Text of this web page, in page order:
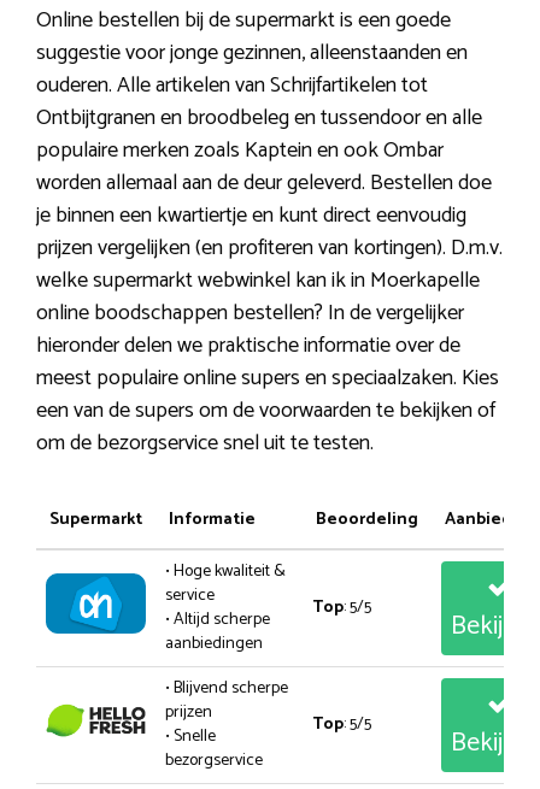
Online bestellen bij de supermarkt is een goede
suggestie voor jonge gezinnen, alleenstaanden en
ouderen. Alle artikelen van Schrijfartikelen tot
Ontbijtgranen en broodbeleg en tussendoor en alle
populaire merken zoals Kaptein en ook Ombar
worden allemaal aan de deur geleverd. Bestellen doe
je binnen een kwartiertje en kunt direct eenvoudig
prijzen vergelijken (en profiteren van kortingen). D.m.v.
welke supermarkt webwinkel kan ik in Moerkapelle
online boodschappen bestellen? In de vergelijker
hieronder delen we praktische informatie over de
meest populaire online supers en speciaalzaken. Kies
een van de supers om de voorwaarden te bekijken of
om de bezorgservice snel uit te testen.
Supermarkt Informatie Beoordeling
• Hoge kwaliteit &
service
• Altijd scherpe
aanbiedingen
Top: 5/5
• Blijvend scherpe
prijzen
• Snelle
bezorgservice
Top: 5/5